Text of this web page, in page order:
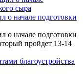
о начале подготовки
о начале подготовки
пройдет 13-14